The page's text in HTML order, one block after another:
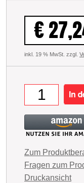
€
inkl. 19 % MwSt. zzgl.
Zum
Fragen zum
Druckansicht